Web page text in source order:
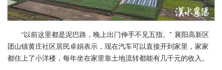
“以前这里都是泥巴路，晚上出门伸手不见五指。” 襄阳高新区
团山镇黄庄社区居民卓娟表示，现在汽车可以直接开到家里，家家
都住上了小洋楼，每年坐在家里靠土地流转都能有几千元的收入。